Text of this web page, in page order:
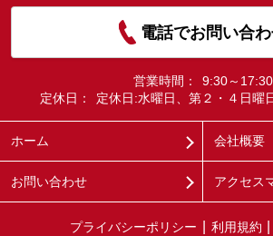
電話でお問い合
営業時間：
9:30～17:30
定休日：
定休日:水曜日、第２・４日曜
ホーム 会社概要
お問い合わせ アクセス
プライバシーポリシー 利用規約